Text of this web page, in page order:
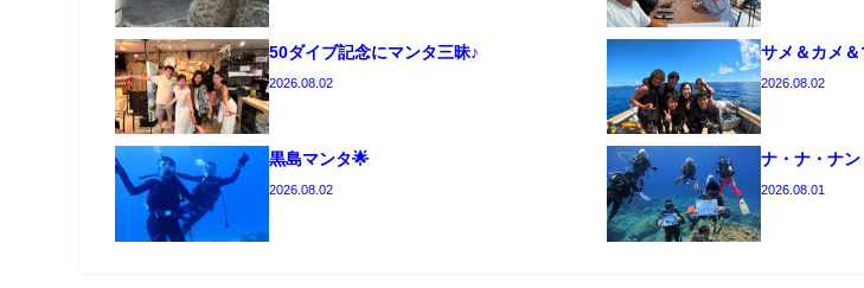
50ダイブ記念にマンタ三昧♪
2026.08.02
サメ＆カメ
2026.08.02
黒島マンタ🌟
2026.08.02
ナ・ナ・ナン
2026.08.01